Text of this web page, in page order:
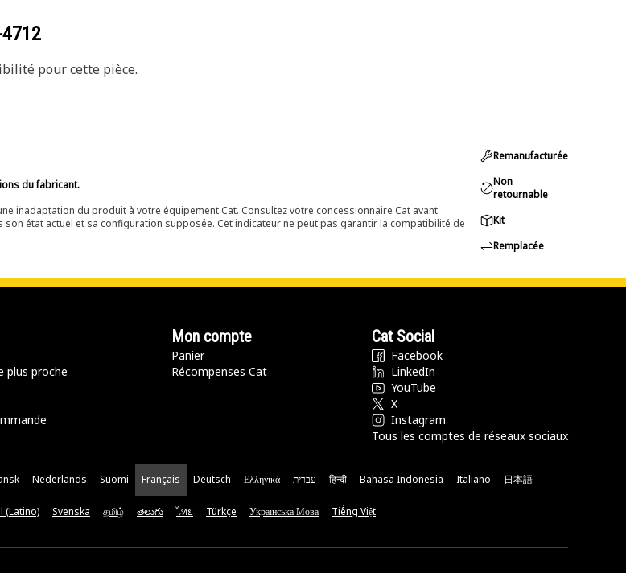
pour cette pièce.
du fabricant.
inadaptation du produit à votre équipement Cat. Consultez votre concessionnaire Cat avant
état actuel et sa configuration supposée. Cet indicateur ne peut pas garantir la compatibilité de
Remanufacturée
Non
retournable
Kit
Remplacée
plus proche
Mon compte
Panier
Récompenses Cat
Cat Social
Facebook
LinkedIn
YouTube
X
Instagram
Tous les comptes de réseaux sociaux
Nederlands Suomi Français Deutsch Ελληνικά עברית हिन्दी Bahasa Indonesia Italiano 日本語
(Latino) Svenska தமிழ் తెలుగు ไทย Türkçe Українська Мова Tiếng Việt